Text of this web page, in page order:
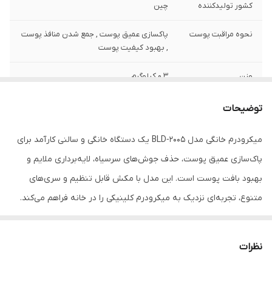
کشور تولید‌کننده چین
نحوه مراقبت پوست
پاکسازی عمیق پوست , جمع شدن منافذ پوست
, بهبود کیفیت پوست
وزن 0.3 کیلوگرم
نوع ابزار مراقبت از
اقلام همراه کابل شارژ -4عدد سری مخصوص
امکانات ابزار قابلیت تنظیم سرعت
توضیحات
میکرودرم خانگی مدل BLD‑2005 یک دستگاه خانگی و سالنی کارآمد برای
پاک‌سازی عمیق پوست، حذف جوش‌های سرسیاه، لایه‌برداری ملایم و
بهبود بافت پوست است. این مدل با مکش قابل تنظیم و سری‌های
متنوع، تجربه‌ای نزدیک به میکرودرم کلینیکی را در خانه فراهم می‌کند.
نظرات